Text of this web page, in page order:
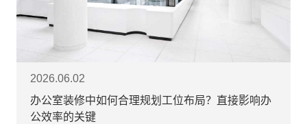
2026.06.02
办公室装修中如何合理规划工位布局？直接影响办
公效率的关键